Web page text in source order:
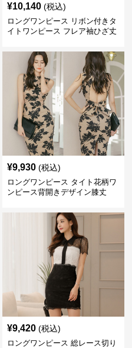
¥10,140 (税込)
ロングワンピース リボン付きタ
イトワンピース フレア袖ひざ丈
¥9,930 (税込)
ロングワンピース タイト花柄ワ
ンピース背開きデザイン膝丈
¥9,420 (税込)
ロングワンピース 総レース切り